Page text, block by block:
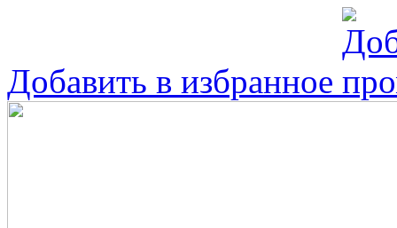
Добавить в избранное